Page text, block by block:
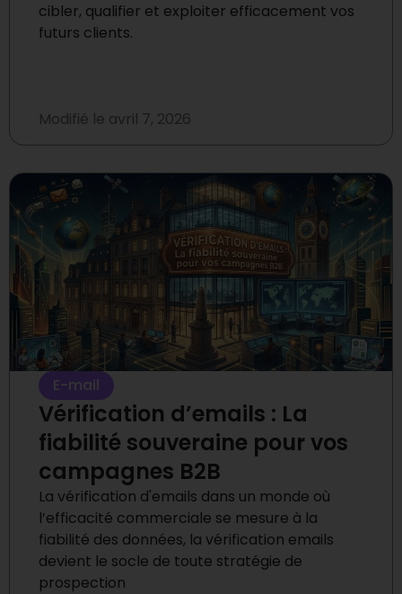
cibler, qualifier et exploiter efficacement vos
futurs clients.
Modifié le avril 7, 2026
E-mail
Vérification d’emails : La
fiabilité souveraine pour vos
campagnes B2B
La vérification d'emails dans un monde où
l’efficacité commerciale se mesure à la
fiabilité des données, la vérification emails
devient le socle de toute stratégie de
prospection